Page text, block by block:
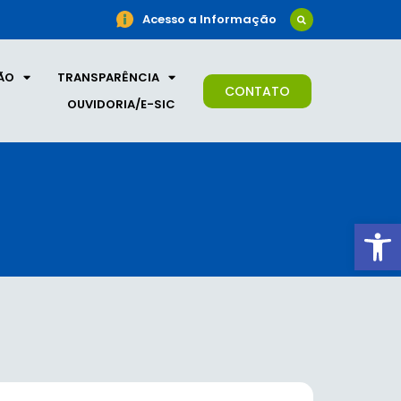
Acesso a Informação
TRANSPARÊNCIA
OUVIDORIA/E-SIC
CONTATO